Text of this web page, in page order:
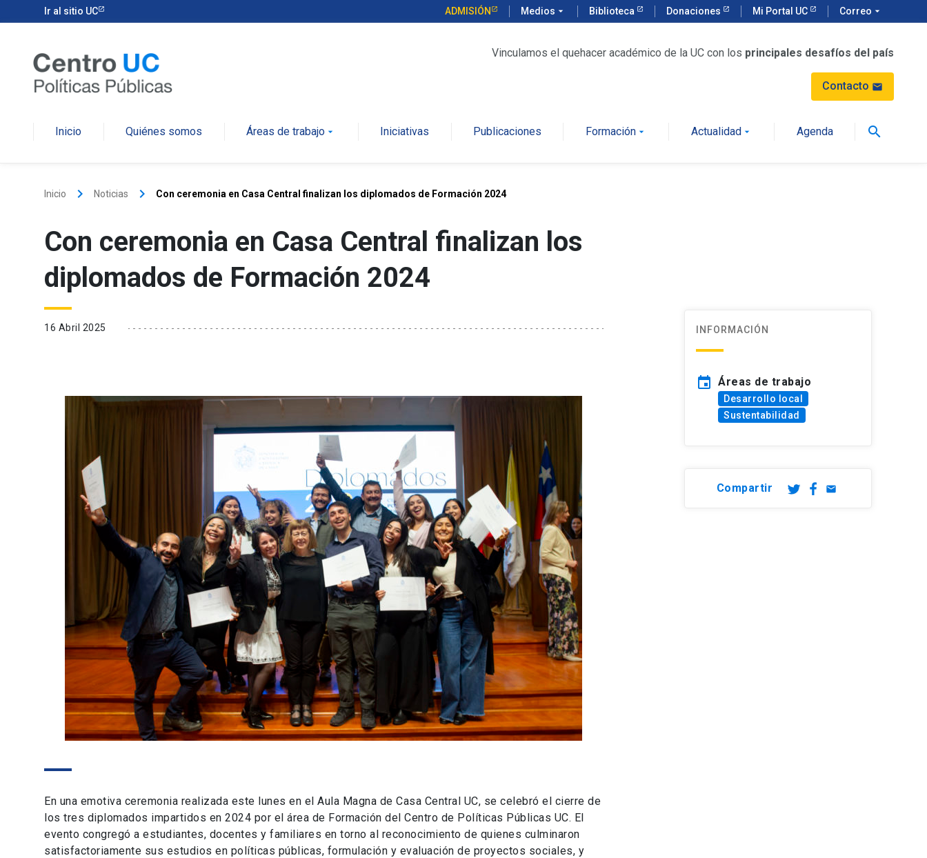
Ir al sitio UC ADMISIÓN Medios arrow_drop_down Biblioteca Donaciones Mi Portal UC Correo arrow_drop_down
Vinculamos el quehacer académico de la UC con los principales desafíos del país
Contacto mail
Inicio Quiénes somos Áreas de trabajo arrow_drop_down Iniciativas Publicaciones Formaciónarrow_drop_down Actualidad arrow_drop_down Agenda search
Inicio keyboard_arrow_right Noticias keyboard_arrow_right Con ceremonia en Casa Central finalizan los diplomados de Formación 2024
Con ceremonia en Casa Central finalizan los
diplomados de Formación 2024
16 Abril 2025
En una emotiva ceremonia realizada este lunes en el Aula Magna de Casa Central UC, se celebró el cierre de
los tres diplomados impartidos en 2024 por el área de Formación del Centro de Políticas Públicas UC. El
evento congregó a estudiantes, docentes y familiares en torno al reconocimiento de quienes culminaron
satisfactoriamente sus estudios en políticas públicas, formulación y evaluación de proyectos sociales, y
INFORMACIÓN
event Áreas de trabajo
Desarrollo local
Sustentabilidad
Compartir email